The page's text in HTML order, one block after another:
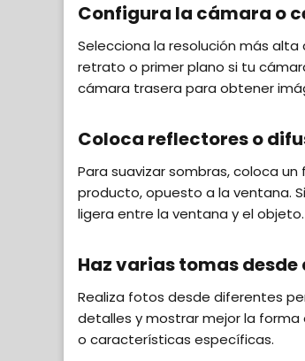
Configura la cámara o
Selecciona la resolución más
retrato o primer plano si tu
cámara trasera para obtener
Coloca reflectores o
Para suavizar sombras, coloca
producto, opuesto a la ventana.
ligera entre la ventana y el objeto.
Haz varias tomas
Realiza fotos desde diferentes
detalles y mostrar mejor la
o características específicas.